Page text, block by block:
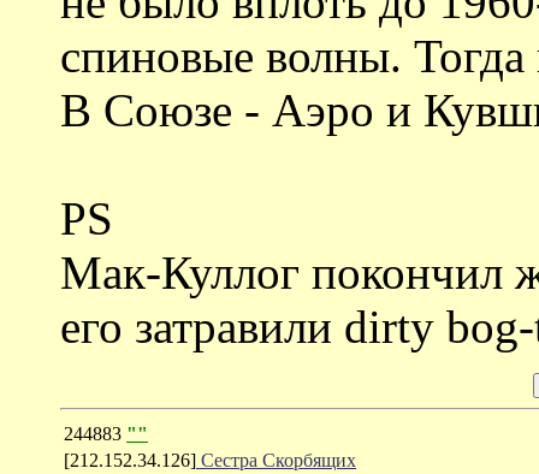
спиновые волны.
В Союзе - Аэро и
PS
Мак-Куллог покончил
его затравили dirty
244883 ""
[212.152.34.126] Сестра Скорбящих